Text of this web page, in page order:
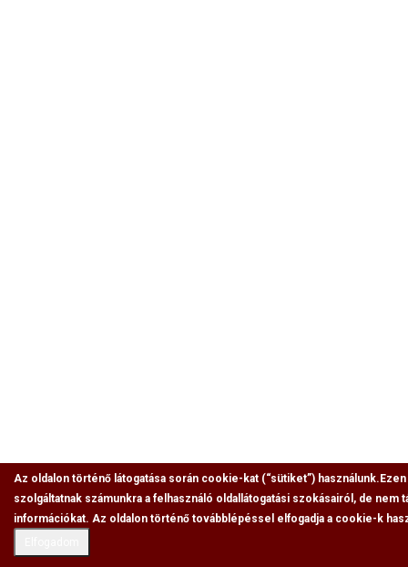
Az oldalon történő látogatása során cookie-kat (“sütiket”) használunk.
szolgáltatnak számunkra a felhasználó oldallátogatási szokásairól, de nem
információkat. Az oldalon történő továbblépéssel elfogadja a cookie-k